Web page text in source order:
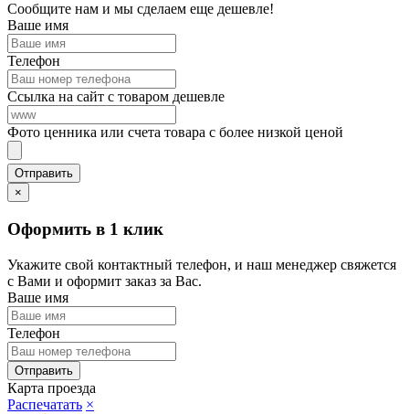
Сообщите нам и мы сделаем еще дешевле!
Ваше имя
Телефон
Ссылка на сайт с товаром дешевле
Фото ценника или счета товара с более низкой ценой
×
Оформить в 1 клик
Укажите свой контактный телефон, и наш менеджер свяжется
с Вами и оформит заказ за Вас.
Ваше имя
Телефон
Карта проезда
Распечатать ×